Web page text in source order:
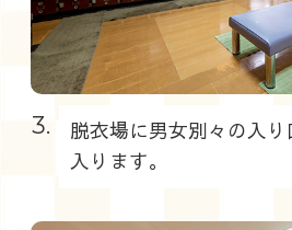
3.
脱衣場に男女別々の入り
入ります。